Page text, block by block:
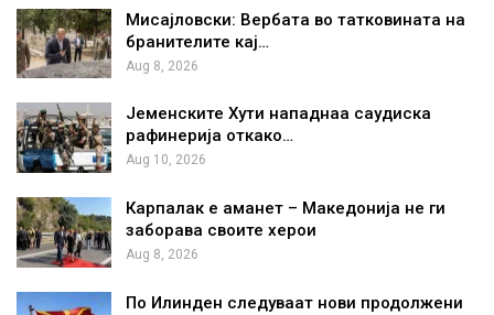
Мисајловски: Вербата во татковината на
бранителите кај…
Aug 8, 2026
Јеменските Хути нападнаа саудиска
рафинерија откако…
Aug 10, 2026
Карпалак е аманет – Македонија не ги
заборава своите херои
Aug 8, 2026
По Илинден следуваат нови продолжени